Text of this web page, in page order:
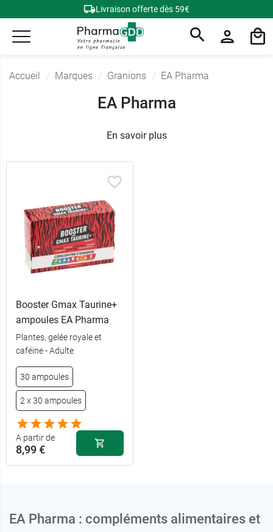
Livraison offerte dès 59€
Accueil Marques Granions EA Pharma
EA Pharma
En savoir plus
Booster Gmax Taurine+
ampoules EA Pharma
Plantes, gelée royale et
caféine - Adulte
30 ampoules
2 x 30 ampoules
A partir de
8,99 €
EA Pharma : compléments alimentaires et